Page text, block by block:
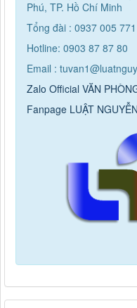
Phú, TP. Hồ Chí Minh
Tổng đài : 0937 005
Hotline: 0903 87 87 80
Email :
Zalo Official VĂN
Fanpage LUẬT NGUYỄN